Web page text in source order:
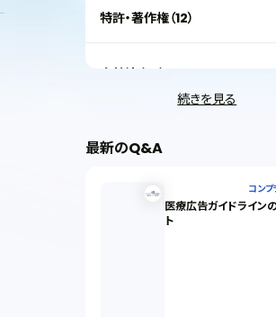
特許・著作権（12）
会社法（35）
続きを見る
最新のQ&A
コンプ
医療広告ガイドライン
ト